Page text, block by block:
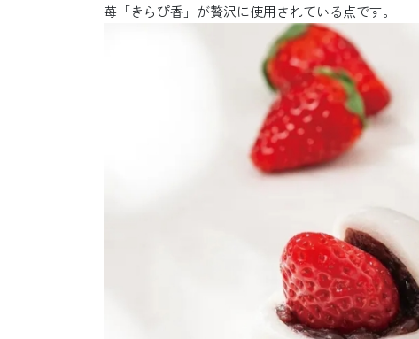
苺「きらぴ香」が贅沢に使用されている点です。